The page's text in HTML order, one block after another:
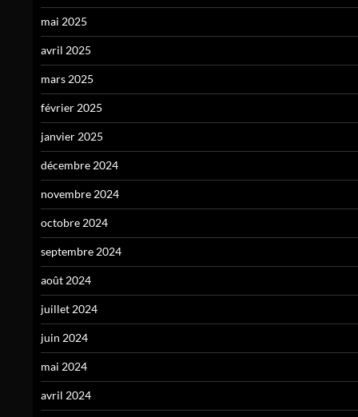
mai 2025
avril 2025
mars 2025
février 2025
janvier 2025
décembre 2024
novembre 2024
octobre 2024
septembre 2024
août 2024
juillet 2024
juin 2024
mai 2024
avril 2024